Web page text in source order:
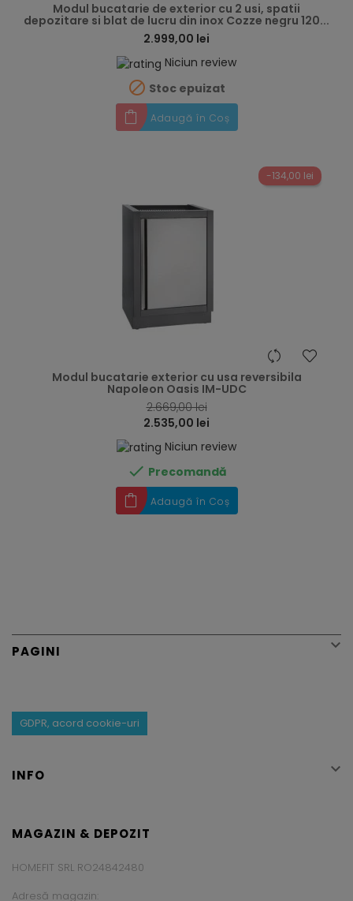
Modul bucatarie de exterior cu 2 usi, spatii
depozitare si blat de lucru din inox Cozze negru 120...
2.999,00 lei
Niciun review
 Stoc epuizat
Adaugă în Coș
-134,00 lei
Modul bucatarie exterior cu usa reversibila
Napoleon Oasis IM-UDC
2.669,00 lei
2.535,00 lei
Niciun review
 Precomandă
Adaugă în Coș
PAGINI 
GDPR, acord cookie-uri
INFO 
MAGAZIN & DEPOZIT
HOMEFIT SRL RO24842480
Adresă magazin: